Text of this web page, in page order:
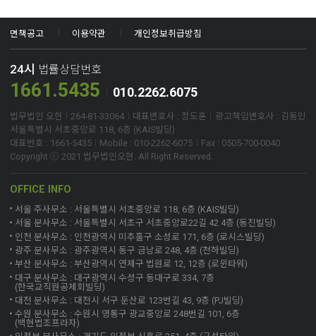
객관적 자료, 의뢰인과 상대방 배우자의
관계가 시작된 시점 및 기존 혼인공동생
활의 실질적인 유지 여부를 중심으로 방
핵심 쟁점 쟁점 1. 의뢰인과 상대방 배우
자의 관계 이전에 혼인관계가 이미 파탄
되었는지 원고 측 주장 원고는 의뢰인과
자신의 배우자 사이의 관계로 인해 정상
적으로 유지되던 혼인공동생활이 침해
되었고, 그로 인해 정신적 손해가 발생하
였다는 취지로 손해배상을 청구하였습
안 되고, 그 이전 수년간 원고 부부 사이
에서 어떠한 일이 있었는지를 함께 검토
해야 한다고 주장하였습니다. 기존 혼인
관계가 이미 실질적으로 파탄되어 있었
다는 점을 중심으로 방어하였습니다. 쟁
점 2. 원고의 장기간 부정행위 정황이 혼
인관계 판단에 어떤 의미를 가지는지 법
원의 판단 요소 혼인관계의 실질적인 상
태를 판단하기 위해서는 부부 사이에 장
기간 누적된 갈등과 혼인생활의 경위 등
여러 사정을 종합적으로 살펴볼 필요가
였는지 피고 측 예상 주장 상간녀 측에서
는 배우자와 단순히 친분을 유지하였을
뿐 혼인공동생활을 침해할 정도의 관계
두 사람이 주고받은 메시지를 개별적으
로 분석하고 서로 연결하여 단순한 친분
만으로 보기 어려운 관계와 행동이 존재
하였다는 점을 소명하였습니다. 표현의
내용과 연락이 이루어진 경위 및 전체적
인 흐름을 종합하여 부정행위를 입증하
위해서는 배우자에게 혼인관계가 있다
는 사실을 알고도 관계를 이어갔는지가
중요한 쟁점이 될 수 있었습니다. 변호인
대응 방향 배우자와 상간녀가 주고받은
메시지의 구체적인 내용과 전체 대화의
흐름을 정리하여 상간녀가 배우자의 혼
에 제시하였습니다. 단편적인 문구가 아
니라 대화 전반에서 확인되는 관계와 인
V 자료와 두 사람의 관계를 종합하여 피
고를 일방적인 피해자로 보기 어렵고, 오
다.쟁점 3. 만남의 횟수가 적었다는 주장
의 타당성피고 측 관점피고는 사실혼 배
우자와 따로 만난 횟수가 매우 적었고,
해당 만남 역시 사제지간의 관계에서 이
루어진 것이라고 주장하며 손해배상책
임을 부인하였습니다.변호인 대응 방향
단순히 만남의 횟수만으로 관계를 평가
램 대화 및 녹취 내용을 종합하여 판단해
야 한다고 주장하였습니다.4. 변호인의
주요 대응 방향① 녹취파일에서 추가 증
거의 단서 확인의뢰인이 처음 보유한 핵
심 자료는 사실혼 배우자에게 외도 사실
을 추궁한 녹취파일이었습니다.해당 녹
취를 면밀히 확인한 결과, 의뢰인이 집을
비운 사이 피고와 사실혼 배우자가 함께
의뢰인의 신혼집에 방문했다는 정황을
확인할 수 있었습니다.② 소송 전 CCTV
증거보전신청 진행아파트 CCTV 자료
의 계속성 등 자녀의 복리를 중심으로 판
단할 필요가 있습니다. 본 사건에서는 재
점이 핵심적인 쟁점이었습니다. 법무법
인 오현은 이혼 시점과 재산분할 청구 시
점, 대상 재산의 취득 및 유지 경위, 의뢰
인의 재산 형성 기여도, 자녀들의 현재
생활환경과 교육상태 및 의뢰인과의 정
서적 유대관계를 중심으로 사건 대응 방
방은 이혼 이후 의뢰인을 상대로 재산분
할을 청구하며 혼인관계 중 형성된 재산
을 분배해야 한다고 주장하였습니다. 변
호인 대응 방향 이혼이 성립한 시점과 상
대방이 재산분할 청구를 제기한 시점을
정확하게 대조하였습니다. 그 결과 민법
척기간이 이미 경과하였으므로 청구 내
용을 판단하기에 앞서 소 자체가 부적법
면책공고 이용약관 개인정보취급방침
24시 법률상담번호
1661.5435 010.2262.6075
법무법인 오현 264-81-33064 대표변호사 : 정도훈
광고책임변호사 : 김동민
서울특별시 서초중앙로 118, 6층 (KAIS빌딩)
대표번호 : 1661-5435
Mobile : 010-2262-6075
Fax : 0505-700-0040
Copyright ⓒ 2021 법무법인오현. All Right Reserved.
OFFICE INFO
서울 주사무소 : 서울특별시 서초중앙로 118, 6층 (KAIS빌딩)
서울 분사무소 : 서울특별시 서초구 서초중앙로22길 42 4층 (동진빌딩)
인천 분사무소 : 인천광역시 미추홀구 소성로 171, 6층 (로시스빌딩)
광주 분사무소 : 광주광역시 동구 금남로 248, 4층 (천하빌딩)
부산 분사무소 : 부산광역시 연제구 법원로 12, 12층 (로윈타워)
대구 분사무소 : 대구광역시 수성구 동대구로 334, 7층
(한국교직원공제회빌딩)
대전 분사무소 : 대전시 서구 둔산로 123번길 43, 9층 (PJ빌딩)
수원 분사무소 : 수원시 영통구 광교중앙로 248번길 101, 6층
(백현법조프라자)